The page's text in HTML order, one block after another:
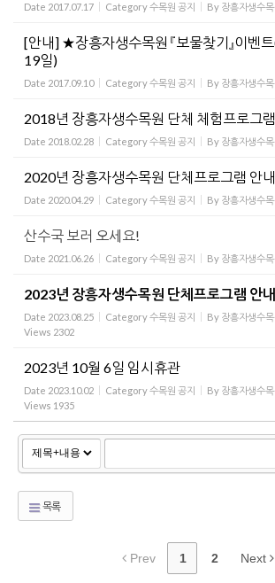
Date 2017.07.17 Category수목원 공지 By 장흥자생수
[안내] ★장흥자생수목원 『보물찾기』이벤
19일)
Date 2017.09.10 Category수목원 공지 By 장흥자생수
2018년 장흥자생수목원 단체 체험프로그
Date 2018.02.28 Category수목원 공지 By 장흥자생수
2020년 장흥자생수목원 단체프로그램 안내
Date 2020.04.29 Category수목원 공지 By 장흥자생수
산수국 보러 오세요!
Date 2021.06.26 Category수목원 공지 By 장흥자생수
2023년 장흥자생수목원 단체프로그램 안내
Date 2023.08.25 Category수목원 공지 By 장흥자생수
Views 2302
2023년 10월 6일 임시휴관
Date 2023.10.02 Category수목원 공지 By 장흥자생수
Views 1935
목록
Prev 1 2 Next